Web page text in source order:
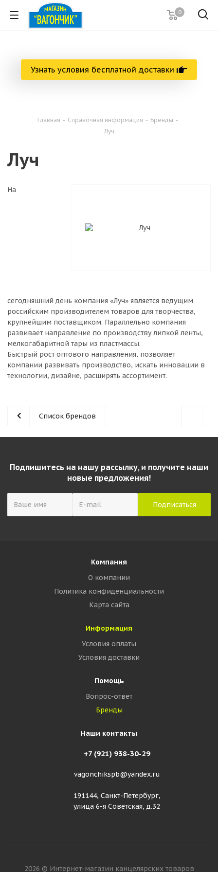
0
Узнать условия бесплатной доставки
Главная - Справочная информация - Бренды -
Луч
Луч
На
сегодняшний день компания «Луч» является ведущим
российским производителем товаров для творчества,
крупнейшим поставщиком. Параллельно компания
развивает направление по производству липкой ленты,
мелкогабаритной тары из пластмассы.
Быстрый рост оптового направления, позволяет
компании развивать производство, искать инновации в
технологии, дизайне, расширять ассортимент.
Список брендов
Подпишитесь на нашу рассылку, и получите наши
новые предложения!
Компания
О компании
Политика конфиденциальности
Карта сайта
Информация
Условия оплаты
Условия доставки
Помощь
Вопрос-ответ
Бренды
Наши контакты
+7 (921) 938-30-29
vagonchikspb@yandex.ru
191144, Санкт-Петербург,
улица 6-я Советская, д.32
2026 © Интернет-магазин канцелярских товаров